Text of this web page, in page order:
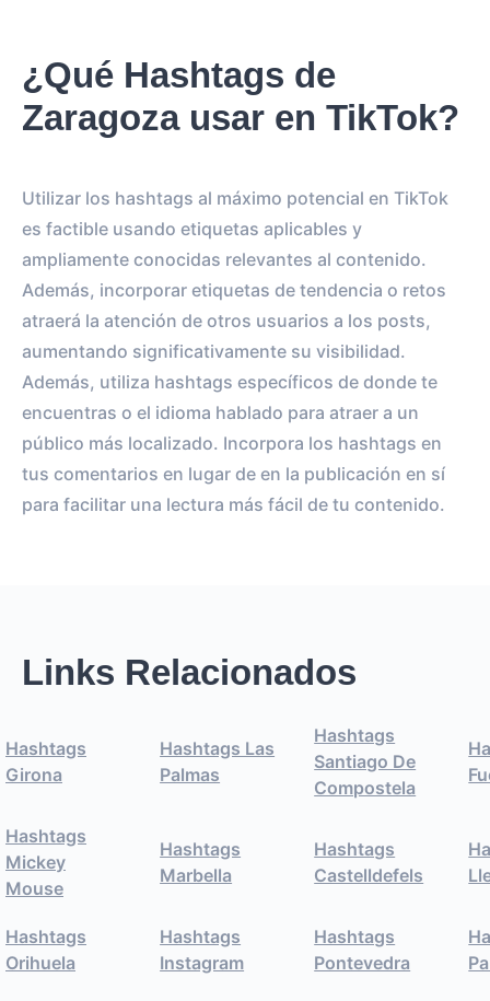
¿Qué Hashtags de
Zaragoza usar en TikTok?
Utilizar los hashtags al máximo potencial en TikTok
es factible usando etiquetas aplicables y
ampliamente conocidas relevantes al contenido.
Además, incorporar etiquetas de tendencia o retos
atraerá la atención de otros usuarios a los posts,
aumentando significativamente su visibilidad.
Además, utiliza hashtags específicos de donde te
encuentras o el idioma hablado para atraer a un
público más localizado. Incorpora los hashtags en
tus comentarios en lugar de en la publicación en sí
para facilitar una lectura más fácil de tu contenido.
Links Relacionados
Hashtags
Girona
Hashtags Las
Palmas
Hashtags
Santiago De
Compostela
Hashtags
Mickey
Mouse
Hashtags
Marbella
Hashtags
Castelldefels
Hashtags
Orihuela
Hashtags
Instagram
Hashtags
Pontevedra